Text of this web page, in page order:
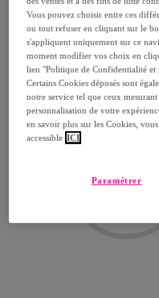
Ça va vous
Coup de foudre
Vous pouvez choisir entre ces
ou tout refuser en cliquant sur le
s'appliquent uniquement sur ce
moment modifier vos choix en
lien "Politique de Confidentialité et
Certains Cookies déposés sont
notre service tel que ceux
personnalisation de votre
en savoir plus sur les Cookies,
accessible ICI
Paramétrer